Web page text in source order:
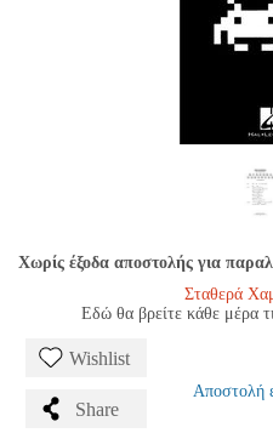
Χωρίς έξοδα αποστολής για
Σταθερά
Εδώ θα βρείτε κάθε μέρα
Wishlist
Share
Αποστολή